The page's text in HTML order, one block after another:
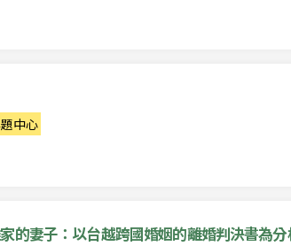
中心
家的妻子：以台越跨國婚姻的離婚判決書為